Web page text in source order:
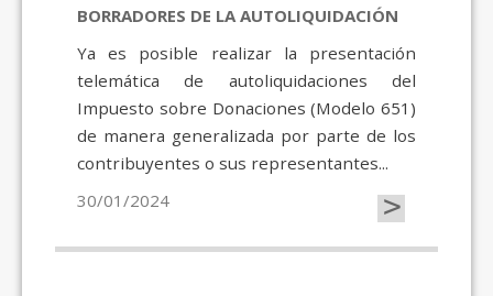
BORRADORES DE LA AUTOLIQUIDACIÓN
Ya es posible realizar la presentación
telemática de autoliquidaciones del
Impuesto sobre Donaciones (Modelo 651)
de manera generalizada por parte de los
contribuyentes o sus representantes...
30/01/2024
>